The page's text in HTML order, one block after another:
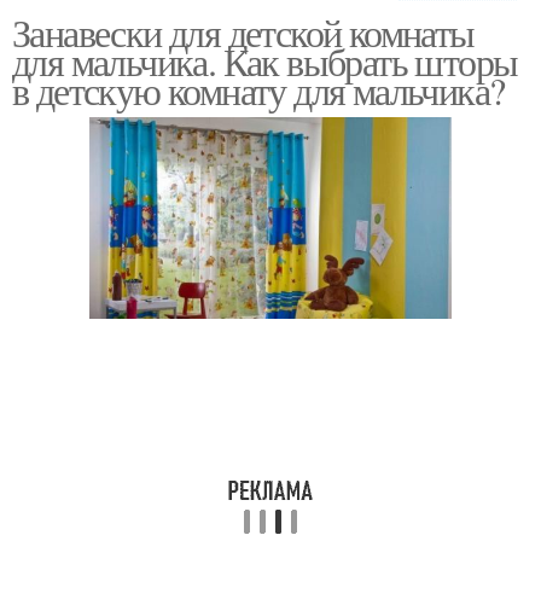
бутылок
Занавески для детской комнаты
для мальчика. Как выбрать шторы
в детскую комнату для мальчика?